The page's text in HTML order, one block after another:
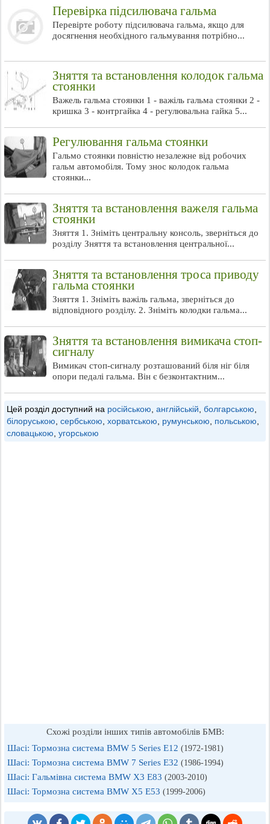
Перевірка підсилювача гальма
Перевірте роботу підсилювача гальма, якщо для
досягнення необхідного гальмування потрібно...
Зняття та встановлення колодок гальма
стоянки
Важель гальма стоянки 1 - важіль гальма стоянки 2 -
кришка 3 - контргайка 4 - регулювальна гайка 5...
Регулювання гальма стоянки
Гальмо стоянки повністю незалежне від робочих
гальм автомобіля. Тому знос колодок гальма
стоянки...
Зняття та встановлення важеля гальма
стоянки
Зняття 1. Зніміть центральну консоль, зверніться до
розділу Зняття та встановлення центральної...
Зняття та встановлення троса приводу
гальма стоянки
Зняття 1. Зніміть важіль гальма, зверніться до
відповідного розділу. 2. Зніміть колодки гальма...
Зняття та встановлення вимикача стоп-
сигналу
Вимикач стоп-сигналу розташований біля ніг біля
опори педалі гальма. Він є безконтактним...
Цей розділ доступний на російською англійській болгарською
білоруською сербською хорватською румунською польською
словацькою угорською
Схожі розділи інших типів автомобілів БМВ:
Шасі: Тормозна система BMW 5 Series E12 (1972-1981)
Шасі: Тормозна система BMW 7 Series E32 (1986-1994)
Шасі: Гальмівна система BMW X3 E83 (2003-2010)
Шасі: Тормозна система BMW X5 E53 (1999-2006)